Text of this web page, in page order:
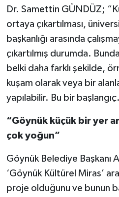
Dr. Samettin GÜNDÜZ;
ortaya çıkartılması,
başkanlığı arasında
çıkartılmış durumda.
belki daha farklı şekilde,
kuşam olarak veya bir
yapılabilir. Bu bir
“Göynük küçük bir yer
çok yoğun”
Göynük Belediye Başkanı
‘Göynük Kültürel Miras’
proje olduğunu ve bunun